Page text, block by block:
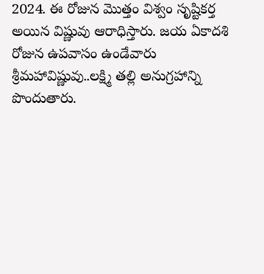
2024. ఈ రోజున మొత్తం విశ్వం సృష్టికర్త
అయిన విష్ణువు ఆరాధిస్తారు. జయ ఏకాదశి
రోజున ఉపవాసం ఉండేవారు
శ్రీమహావిష్ణువు..లక్ష్మి తల్లి అనుగ్రహాన్ని
పొందుతారు.